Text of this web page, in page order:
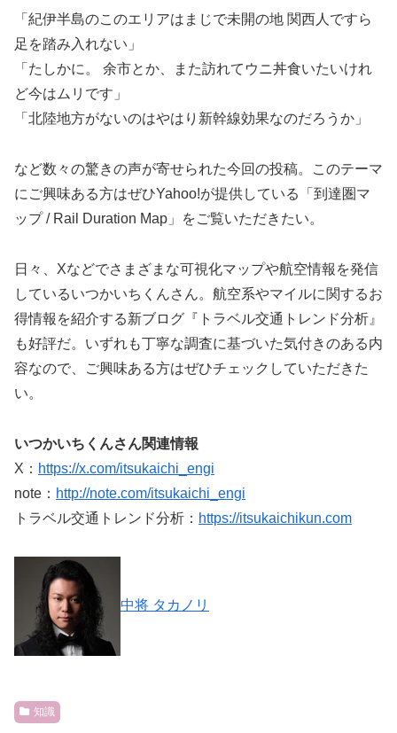
「紀伊半島のこのエリアはまじで未開の地 関西人ですら
足を踏み入れない」
「たしかに。 余市とか、また訪れてウニ丼食いたいけれ
ど今はムリです」
「北陸地方がないのはやはり新幹線効果なのだろうか」
など数々の驚きの声が寄せられた今回の投稿。このテーマ
にご興味ある方はぜひYahoo!が提供している「到達圏マ
ップ / Rail Duration Map」をご覧いただきたい。
日々、Xなどでさまざまな可視化マップや航空情報を発信
しているいつかいちくんさん。航空系やマイルに関するお
得情報を紹介する新ブログ『トラベル交通トレンド分析』
も好評だ。いずれも丁寧な調査に基づいた気付きのある内
容なので、ご興味ある方はぜひチェックしていただきた
い。
いつかいちくんさん関連情報
X： https://x.com/itsukaichi_engi
note： http://note.com/itsukaichi_engi
トラベル交通トレンド分析： https://itsukaichikun.com
中将 タカノリ
知識